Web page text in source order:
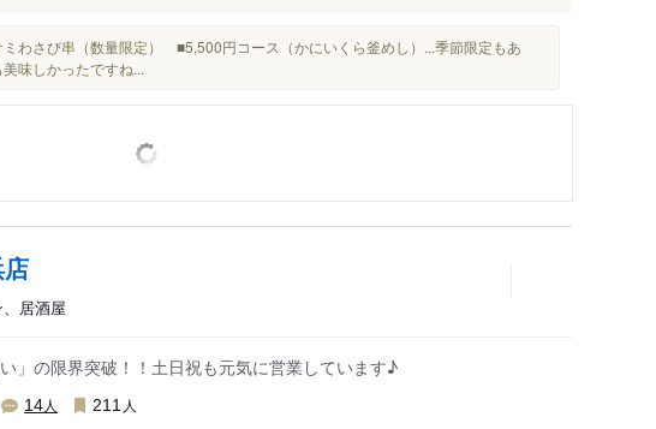
わさび串（数量限定） ■5,500円コース（かにいくら釜めし）...季節限定もあ
味しかったですね...
居酒屋
」の限界突破！！土日祝も元気に営業しています♪
14人 211 人